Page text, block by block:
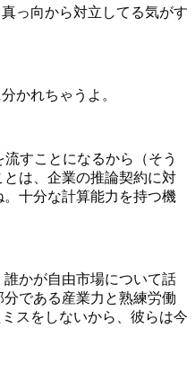
っ向から対立してる気がす
かれちゃうよ。
すことになるから（そう
とは、企業の推論契約に対
十分な計算能力を持つ機
かが自由市場について話
である産業力と熟練労働
スをしないから、彼らは今